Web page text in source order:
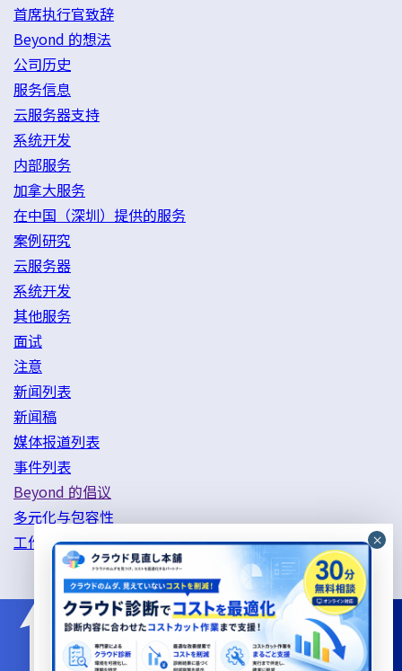
首席执行官致辞
Beyond 的想法
公司历史
服务信息
云服务器支持
系统开发
内部服务
加拿大服务
在中国（深圳）提供的服务
案例研究
云服务器
系统开发
其他服务
面试
注意
新闻列表
新闻稿
媒体报道列表
事件列表
Beyond 的倡议
多元化与包容性
工作方式改革举措